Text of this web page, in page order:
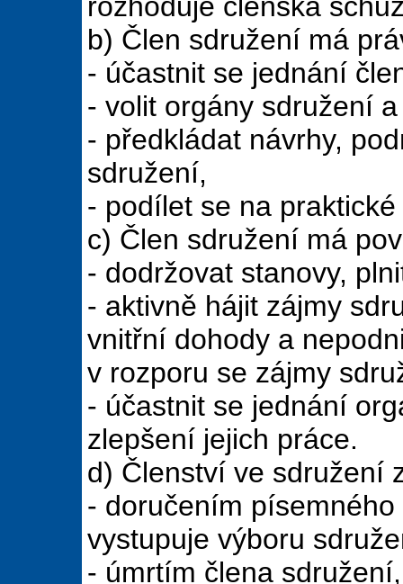
b) Člen sdružení má
- účastnit se jednání
- volit orgány sdružení
- předkládat návrhy,
sdružení,
- podílet se na
c) Člen sdružení má
- dodržovat stanovy,
- aktivně hájit zájmy
vnitřní dohody a
v rozporu se zájmy
- účastnit se jednání
zlepšení jejich práce.
d) Členství ve sdružení
- doručením
vystupuje výboru
- úmrtím člena sdružení,